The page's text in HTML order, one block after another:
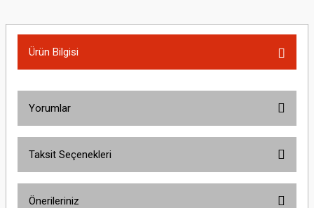
Ürün Bilgisi
Yorumlar
Taksit Seçenekleri
Önerileriniz